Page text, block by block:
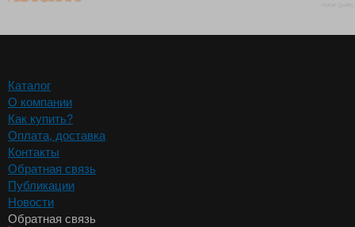
Каталог
О компании
Как купить?
Оплата, доставка
Контакты
Обратная связь
Публикации
Новости
Обратная связь